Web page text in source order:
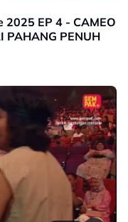
2025 EP 4 - CAMEO
PAHANG PENUH